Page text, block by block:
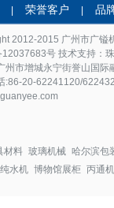
| 荣誉客户 | 品
2012-2015 广州市广镒
12037683号技术支持：
州市增城永宁街誉山国际
:86-20-62241120/
材料 玻璃机械 哈尔滨包
水机 博物馆展柜 丙通